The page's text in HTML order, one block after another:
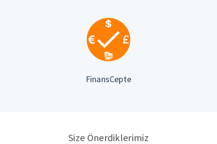
FinansCepte
Size Önerdiklerimiz